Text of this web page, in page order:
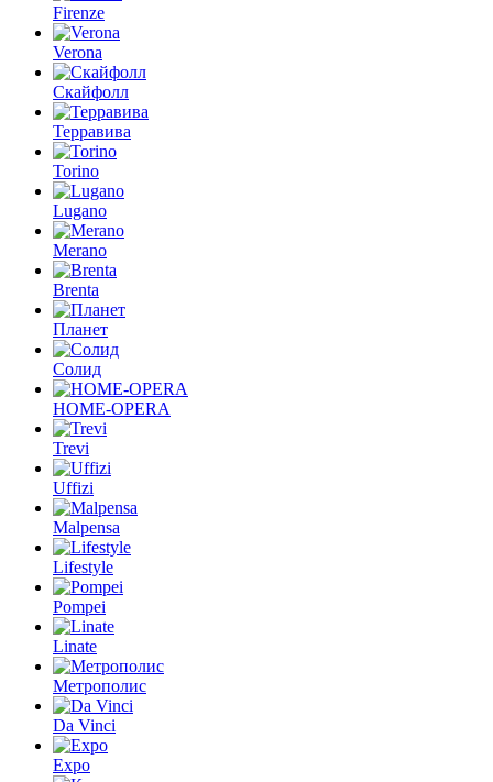
Firenze
Verona
Скайфолл
Терравива
Torino
Lugano
Merano
Brenta
Планет
Солид
HOME-OPERA
Trevi
Uffizi
Malpensa
Lifestyle
Pompei
Linate
Метрополис
Da Vinci
Expo